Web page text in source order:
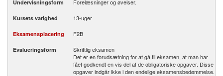
Undervisningsform Forelæsninger og øvelser.
Kursets varighed 13-uger
Eksamensplacering F2B
Evalueringsform
Skriftlig eksamen
Det er en forudsætning for at gå til eksamen, at man har
fået godkendt en vis del af de obligatoriske opgaver. Disse
opgaver indgår ikke i den endelige eksamensbedømmelse.